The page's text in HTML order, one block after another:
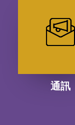
通訊